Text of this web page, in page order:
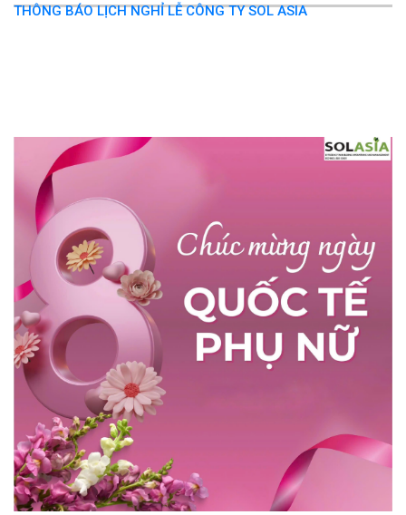
THÔNG BÁO LỊCH NGHỈ LỄ CÔNG TY SOL ASIA